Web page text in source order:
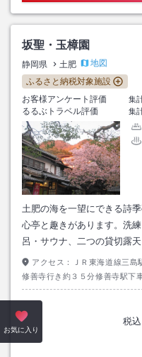
坂聖・玉樟園
静岡県 土肥
地図
ふるさと納税対象施設
お客様アンケート評価
集
るるぶトラベル評価
集
土肥の海を一望にできる詩
心亭と趣きがあります。洗
呂・サウナ、二つの貸切露天
アクセス：
ＪＲ東海道線三
修善寺行き約３５分修善寺駅下
館行き約５０分中浜バス停下車
税込
お気に入り